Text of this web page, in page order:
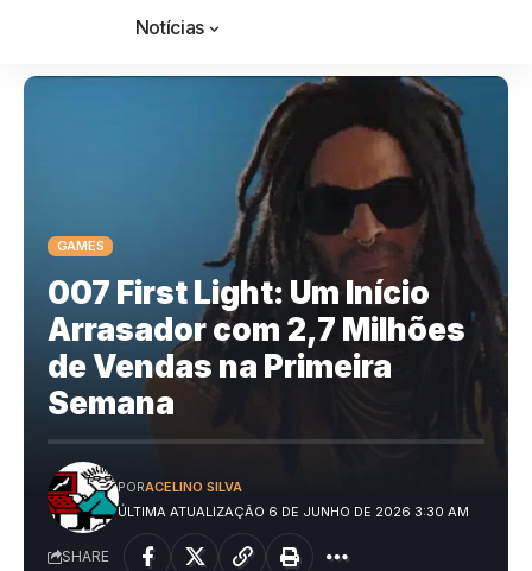
Notícias
GAMES
007 First Light: Um Início
Arrasador com 2,7 Milhões
de Vendas na Primeira
Semana
ÚLTIMA ATUALIZAÇÃO 6 DE JUNHO DE 2026 3:30 AM
PORACELINO SILVA
SHARE